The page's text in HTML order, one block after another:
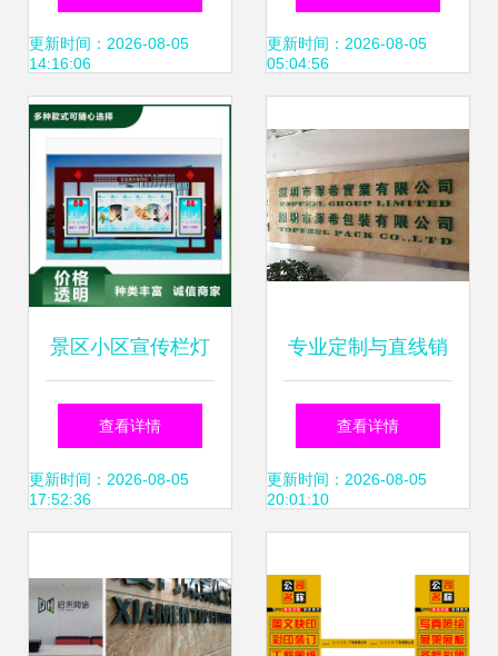
告制品厂如何重塑
现代广告制作
更新时间：2026-08-05
14:16:06
制与选购全指南
更新时间：2026-08-05
05:04:56
景区小区宣传栏灯
箱定制服务与软件
销售一体化解决方
查看详情
更新时间：2026-08-05
17:52:36
专业定制与直线销
售 深圳LOGO金属
招牌制作与软件销
查看详情
更新时间：2026-08-05
20:01:10